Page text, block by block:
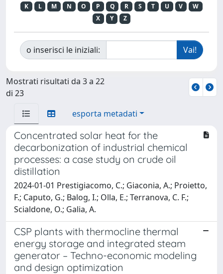
K
L M N O P Q R S T U V
W
X
Y Z
o inserisci le iniziali:
Mostrati risultati da 3 a 22
di 23
esporta metadati
Concentrated solar heat for the
decarbonization of industrial chemical
processes: a case study on crude oil
distillation
2024-01-01 Prestigiacomo, C.; Giaconia, A.; Proietto,
F.; Caputo, G.; Balog, I.; Olla, E.; Terranova, C. F.;
Scialdone, O.; Galia, A.
CSP plants with thermocline thermal
energy storage and integrated steam
generator – Techno-economic modeling
and design optimization